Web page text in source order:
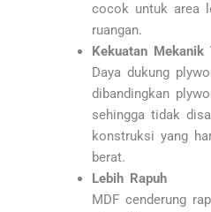
cocok untuk area
ruangan.
Kekuatan Mekanik
Daya dukung
dibandingkan
sehingga tidak
konstruksi yang
berat.
Lebih Rapuh
MDF cenderung